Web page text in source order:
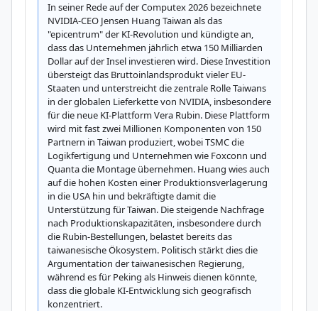
In seiner Rede auf der Computex 2026 bezeichnete
NVIDIA-CEO Jensen Huang Taiwan als das
"epicentrum" der KI-Revolution und kündigte an,
dass das Unternehmen jährlich etwa 150 Milliarden
Dollar auf der Insel investieren wird. Diese Investition
übersteigt das Bruttoinlandsprodukt vieler EU-
Staaten und unterstreicht die zentrale Rolle Taiwans
in der globalen Lieferkette von NVIDIA, insbesondere
für die neue KI-Plattform Vera Rubin. Diese Plattform
wird mit fast zwei Millionen Komponenten von 150
Partnern in Taiwan produziert, wobei TSMC die
Logikfertigung und Unternehmen wie Foxconn und
Quanta die Montage übernehmen. Huang wies auch
auf die hohen Kosten einer Produktionsverlagerung
in die USA hin und bekräftigte damit die
Unterstützung für Taiwan. Die steigende Nachfrage
nach Produktionskapazitäten, insbesondere durch
die Rubin-Bestellungen, belastet bereits das
taiwanesische Ökosystem. Politisch stärkt dies die
Argumentation der taiwanesischen Regierung,
während es für Peking als Hinweis dienen könnte,
dass die globale KI-Entwicklung sich geografisch
konzentriert.